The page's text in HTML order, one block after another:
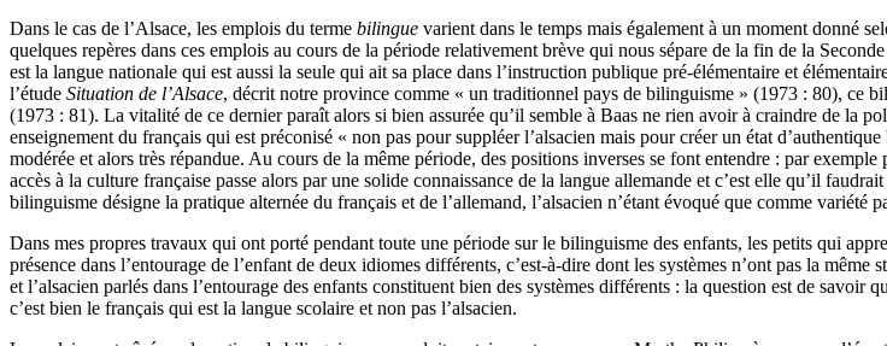
Dans le cas de l’Alsace, les emplois du terme bilingue varient dans le temps mais également à un moment donné
quelques repères dans ces emplois au cours de la période relativement brève qui nous sépare de la fin de la
est la langue nationale qui est aussi la seule qui ait sa place dans l’instruction publique pré-élémentaire et
l’étude Situation de l’Alsace, décrit notre province comme « un traditionnel pays de bilinguisme » (1973 : 80), ce
(1973 : 81). La vitalité de ce dernier paraît alors si bien assurée qu’il semble à Baas ne rien avoir à craindre de la
enseignement du français qui est préconisé « non pas pour suppléer l’alsacien mais pour créer un état
modérée et alors très répandue. Au cours de la même période, des positions inverses se font entendre : par
accès à la culture française passe alors par une solide connaissance de la langue allemande et c’est elle qu’il
bilinguisme désigne la pratique alternée du français et de l’allemand, l’alsacien n’étant évoqué que comme variété
Dans mes propres travaux qui ont porté pendant toute une période sur le bilinguisme des enfants, les petits qui
présence dans l’entourage de l’enfant de deux idiomes différents, c’est-à-dire dont les systèmes n’ont pas la
et l’alsacien parlés dans l’entourage des enfants constituent bien des systèmes différents : la question est de
c’est bien le français qui est la langue scolaire et non pas l’alsacien.